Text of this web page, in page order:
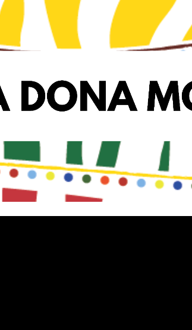
Skip to